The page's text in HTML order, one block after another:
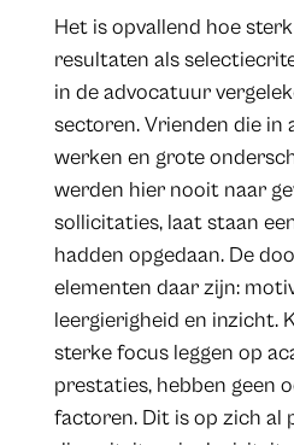
Het is opvallend hoe
resultaten als
in de advocatuur
sectoren. Vrienden die in
werken en grote
werden hier nooit naar
sollicitaties, laat staan
hadden opgedaan. De
elementen daar zijn:
leergierigheid en inzicht.
sterke focus leggen op
prestaties, hebben geen
factoren. Dit is op zich al